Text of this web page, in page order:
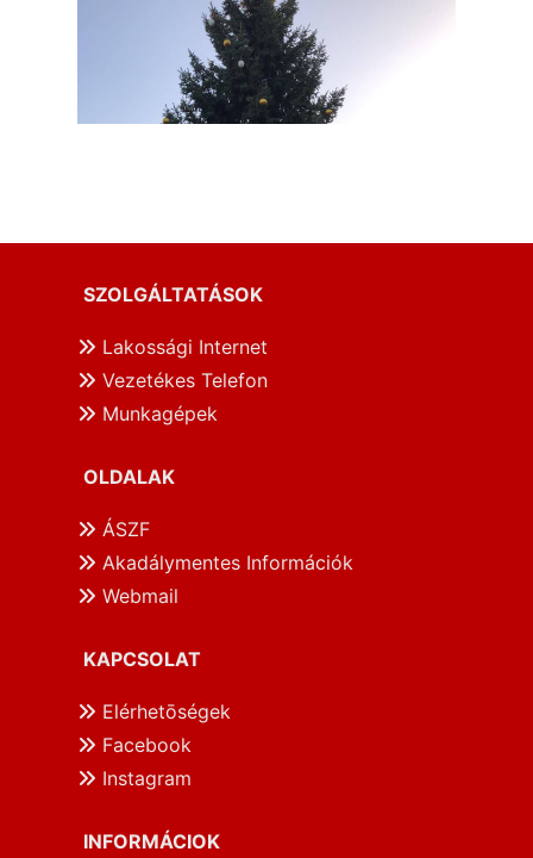
SZOLGÁLTATÁSOK
Lakossági Internet
Vezetékes Telefon
Munkagépek
OLDALAK
ÁSZF
Akadálymentes Információk
Webmail
KAPCSOLAT
Elérhetōségek
Facebook
Instagram
INFORMÁCIOK